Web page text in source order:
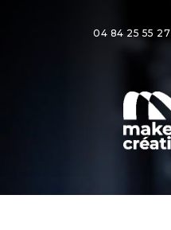
04 84 25 55 27